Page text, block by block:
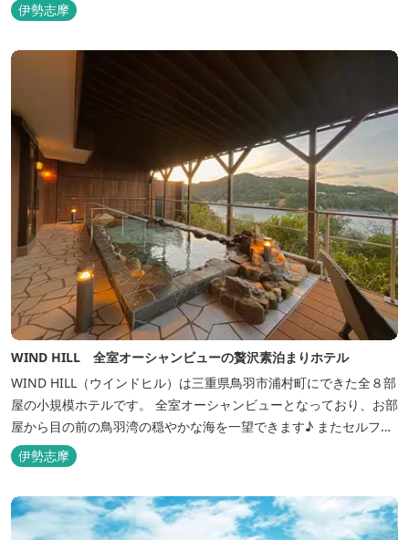
伊勢志摩
WIND HILL 全室オーシャンビューの贅沢素泊まりホテル
WIND HILL（ウインドヒル）は三重県鳥羽市浦村町にできた全８部
屋の小規模ホテルです。 全室オーシャンビューとなっており、お部
屋から目の前の鳥羽湾の穏やかな海を一望できます♪ またセルフチ
ェックイン方式を採用しているため、好きな時間に非対面でチェッ
クインが可能です。 食事提供や接客サービスがない分、リーズナブ
ルな料金で宿泊が可能なため、観光目的の拠点としてぜひご利用く
ださい♪ ...
伊勢志摩